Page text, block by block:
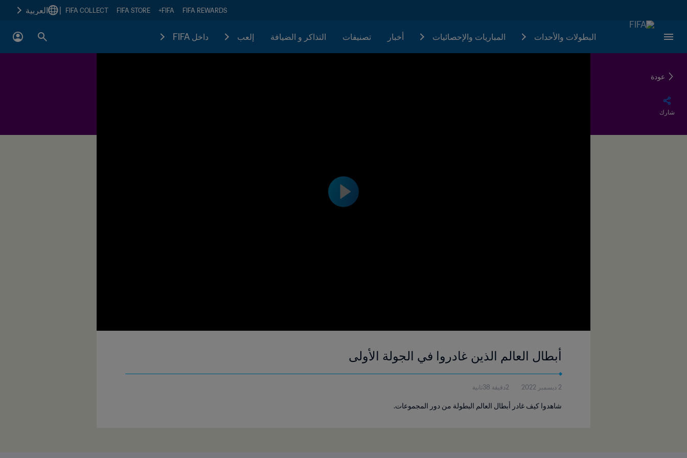
FIFA REWARDS
FIFA+
FIFA STORE
FIFA COLLECT العربية
البطولات والأحدات المباريات والإحصائيات أخبار تصنيفات التذاكر و الضيافة إلعب داخل FIFA
عودة
شارك
أبطال العالم الذين غادروا في الجولة الأولى
2 ديسمبر 2022 2دقيقة 38ثانية
شاهدوا كيف غادر أبطال العالم البطولة من دور المجموعات.